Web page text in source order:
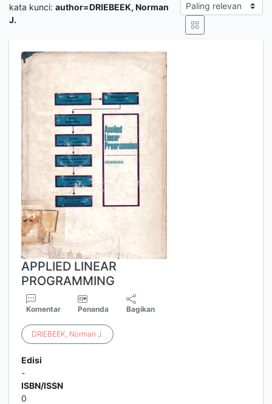
kata kunci: author=DRIEBEEK, Norman
J.
APPLIED LINEAR
PROGRAMMING
Komentar Penanda Bagikan
DRIEBEEK, Norman J.
Edisi
-
ISBN/ISSN
0